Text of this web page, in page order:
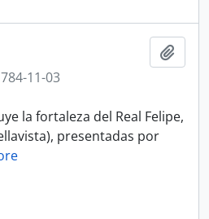
11-03
la fortaleza del Real Felipe,
presentadas por